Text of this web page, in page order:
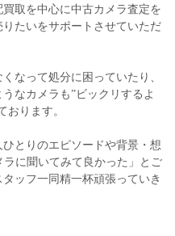
取を中心に中古カメラ査定を
たいをサポートさせていただ
なって処分に困っていたり、
なカメラも”ビックリするよ
おります。
とりのエピソードや背景・想
に聞いてみて良かった」とご
ッフ一同精一杯頑張っていき